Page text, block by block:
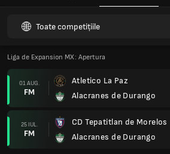
Toate competițiile
Liga de Expansion MX: Apertura
01 AUG.
FM
Atletico La Paz
Alacranes de Durango
25 IUL.
FM
CD Tepatitlan de Morelos
Alacranes de Durango